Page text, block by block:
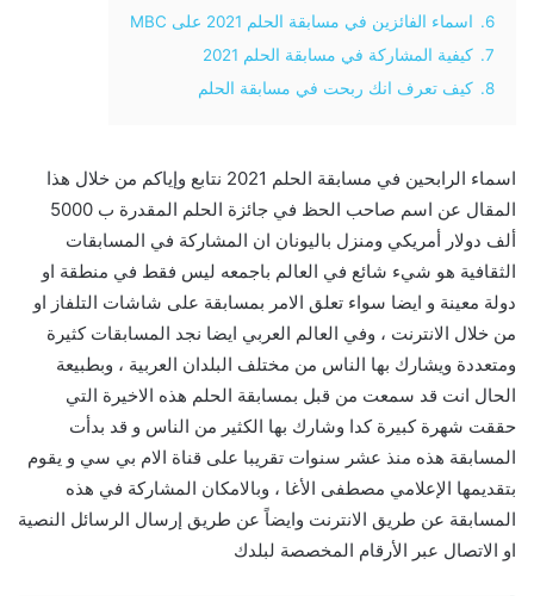
6.
اسماء الفائزين في مسابقة الحلم 2021 على MBC
7.
كيفية المشاركة في مسابقة الحلم 2021
8.
كيف تعرف انك ربحت في مسابقة الحلم
اسماء الرابحين في مسابقة الحلم 2021 نتابع وإياكم من خلال هذا
المقال عن اسم صاحب الحظ في جائزة الحلم المقدرة ب 5000
ألف دولار أمريكي ومنزل باليونان ان المشاركة في المسابقات
الثقافية هو شيء شائع في العالم باجمعه ليس فقط في منطقة او
دولة معينة و ايضا سواء تعلق الامر بمسابقة على شاشات التلفاز او
من خلال الانترنت ، وفي العالم العربي ايضا نجد المسابقات كثيرة
ومتعددة ويشارك بها الناس من مختلف البلدان العربية ، وبطبيعة
الحال انت قد سمعت من قبل بمسابقة الحلم هذه الاخيرة التي
حققت شهرة كبيرة كدا وشارك بها الكثير من الناس و قد بدأت
المسابقة هذه منذ عشر سنوات تقريبا على قناة الام بي سي و يقوم
بتقديمها الإعلامي مصطفى الأغا ، وبالامكان المشاركة في هذه
المسابقة عن طريق الانترنت وايضاً عن طريق إرسال الرسائل النصية
او الاتصال عبر الأرقام المخصصة لبلدك